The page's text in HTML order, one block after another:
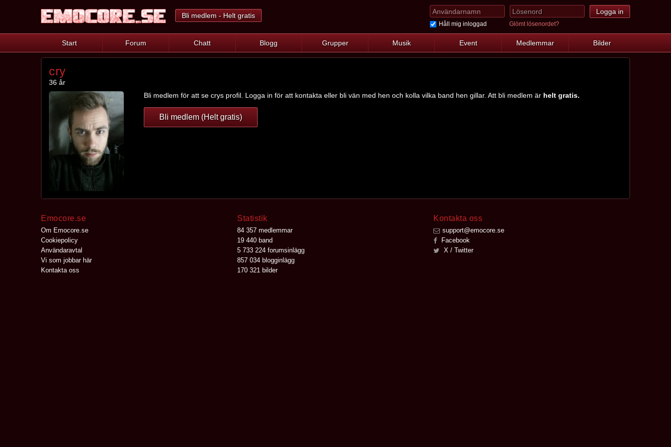
Bli medlem - Helt gratis
Håll mig inloggad Glömt lösenordet?
Start Forum Chatt Blogg Grupper Musik Event Medlemmar Bilder
cry
36 år
Bli medlem för att se crys profil. Logga in för att kontakta eller bli vän med hen och kolla vilka band hen gillar. Att bli medlem är helt gratis.
Bli medlem (Helt gratis)
Emocore.se
Om Emocore.se
Cookiepolicy
Användaravtal
Vi som jobbar här
Kontakta oss
Statistik
84 357 medlemmar
19 440 band
5 733 224 forumsinlägg
857 034 blogginlägg
170 321 bilder
Kontakta oss
support@emocore.se
Facebook
X / Twitter